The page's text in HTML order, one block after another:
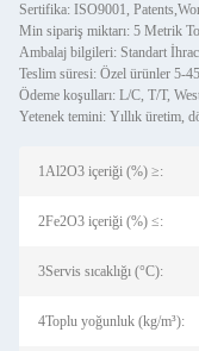
Sertifika: ISO9001,
Min sipariş miktarı: 5 Metrik
Ambalaj bilgileri: Standart
Teslim süresi: Özel ürünler 5-
Ödeme koşulları: L/C, T/T,
1Al2O3 içeriği (%) ≥:
2Fe2O3 içeriği (%) ≤:
3Servis sıcaklığı (°C):
4Toplu yoğunluk (kg/m³):